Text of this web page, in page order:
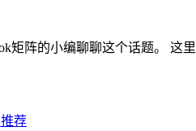
矩阵的小编聊聊这个话题。